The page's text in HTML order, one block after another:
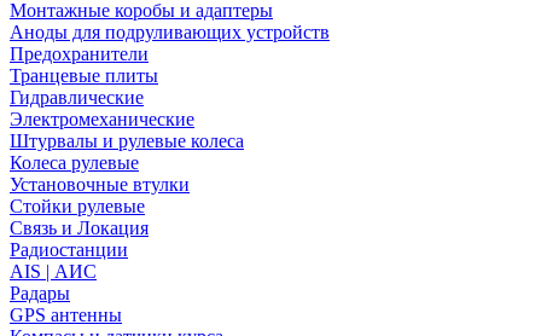
Монтажные коробы и адаптеры
Аноды для подруливающих устройств
Предохранители
Транцевые плиты
Гидравлические
Электромеханические
Штурвалы и рулевые колеса
Колеса рулевые
Установочные втулки
Стойки рулевые
Связь и Локация
Радиостанции
AIS | АИС
Радары
GPS антенны